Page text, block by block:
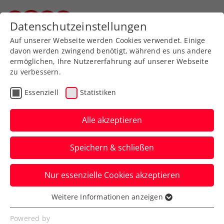
Zurück zur Newsübersicht
WTA
Upper Austria Ladies
Linz: Tagger bricht 13-
jährigen Heimfluch
Der ÖTV-Shootingstar gewinnt beim WTA-
Heimturnier als erste Österreicherin seit
2013 ein Hauptfeldmatch.
Verfasst von: Presseaussendung / Redaktion, 07.04.2026
Datenschutzeinstellungen
Auf unserer Webseite werden Cookies verwendet. Einige
davon werden zwingend benötigt, während es uns andere
ermöglichen, Ihre Nutzererfahrung auf unserer Webseite
zu verbessern.
Essenziell Statistiken
Alle akzeptieren
Speichern & schließen
Nur essenzielle Cookies akzeptieren
Essenziell
Essenzielle Cookies werden für grundlegende
Weitere Informationen anzeigen
Powered by